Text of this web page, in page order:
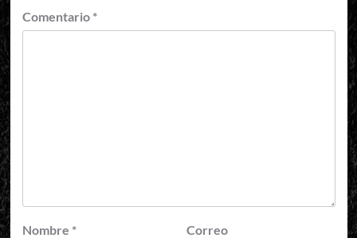
Comentario *
Nombre *
Correo